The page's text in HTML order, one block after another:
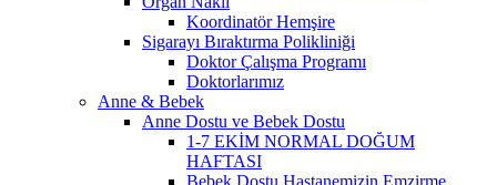
Koordinatör Hemşire
Sigarayı Bıraktırma Polikliniği
Doktor Çalışma Programı
Doktorlarımız
Anne & Bebek
Anne Dostu ve Bebek Dostu
1-7 EKİM NORMAL DOĞUM
HAFTASI
Bebek Dostu Hastanemizin Emzirme